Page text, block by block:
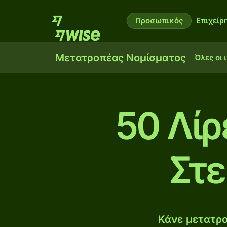
Προσωπικός
Μετατροπέας Νομίσματος Όλες οι
50
Κάνε